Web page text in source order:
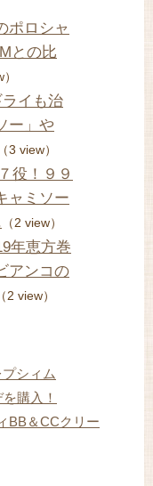
ポロシャ
との比
イも治
ー」や
（3 view）
役！９９
ャミソー
（2 view）
年恵方巻
アンコの
（2 view）
シィム
購入！
BB＆CCクリー